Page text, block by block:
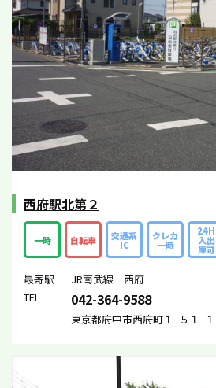
西府駅北第２
一時 自転車 交通系
IC
クレカ
一時
24H
入出
庫可
最寄駅
JR南武線 西府
TEL
042-364-9588
東京都府中市西府町１−５１−１